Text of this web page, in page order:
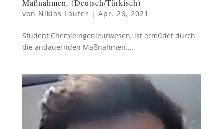
Maßnahmen. (Deutsch/Türkisch)
von Niklas Laufer | Apr. 26, 2021
Student Chemieingenieurwesen, ist ermüdet durch
die andauernden Maßnahmen....